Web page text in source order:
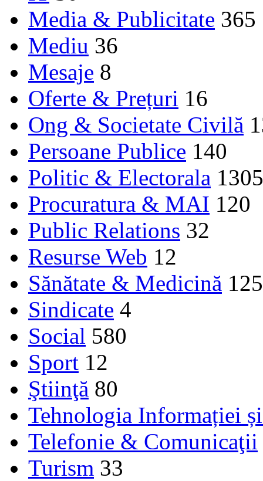
Media & Publicitate 365
Mediu 36
Mesaje 8
Oferte & Prețuri 16
Ong & Societate Civilă
Persoane Publice 140
Politic & Electorala 1305
Procuratura & MAI 120
Public Relations 32
Resurse Web 12
Sănătate & Medicină 125
Sindicate 4
Social 580
Sport 12
Ştiinţă 80
Tehnologia Informației
Telefonie & Comunicaţii
Turism 33